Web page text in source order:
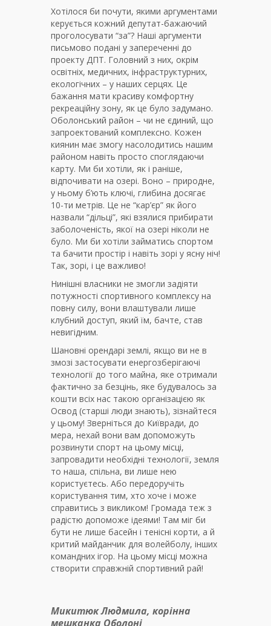
Хотілося би почути, якими аргументами
керується кожний депутат-бажаючий
проголосувати “за”? Наші аргументи
письмово подані у запереченні до
проекту ДПТ. Головний з них, окрім
освітніх, медичних, інфраструктурних,
екологічних – у наших серцях. Це
бажання мати красиву комфортну
рекреаційну зону, як це було задумано.
Оболонський район – чи не єдиний, що
запроектований комплексно. Кожен
киянин має змогу насолодитись нашим
районом навіть просто споглядаючи
карту. Ми би хотіли, як і раніше,
відпочивати на озері. Воно – природне,
у ньому б’ють ключі, глибина досягає
10-ти метрів. Це не “кар’єр” як його
назвали “дільці”, які взялися прибирати
заболоченість, якої на озері ніколи не
було. Ми би хотіли займатись спортом
та бачити простір і навіть зорі у ясну ніч!
Так, зорі, і це важливо!
Нинішні власники не змогли задіяти
потужності спортивного комплексу на
повну силу, вони влаштували лише
клубний доступ, який їм, бачте, став
невигідним.
Шановні орендарі землі, якщо ви не в
змозі застосувати енергозберігаючі
технології до того майна, яке отримали
фактично за безцінь, яке будувалось за
кошти всіх нас такою організацією як
Освод (старші люди знають), зізнайтеся
у цьому! Зверніться до Київради, до
мера, нехай вони вам допоможуть
розвинути спорт на цьому місці,
запровадити необхідні технології, земля
то наша, спільна, ви лише нею
користуєтесь. Або передоручіть
користування тим, хто хоче і може
справитись з викликом! Громада теж з
радістю допоможе ідеями! Там міг би
бути не лише басейн і тенісні корти, а й
критий майданчик для волейболу, інших
командних ігор. На цьому місці можна
створити справжній спортивний рай!
Микитюк Людмила, корінна
мешканка Оболоні